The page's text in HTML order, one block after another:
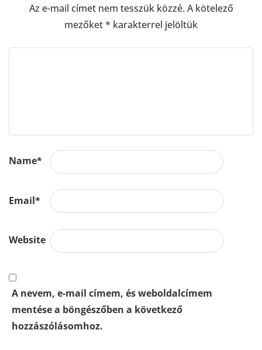
Az e-mail címet nem tesszük közzé. A kötelező
mezőket* karakterrel jelöltük
Name*
Email*
Website
A nevem, e-mail címem, és weboldalcímem
mentése a böngészőben a következő
hozzászólásomhoz.